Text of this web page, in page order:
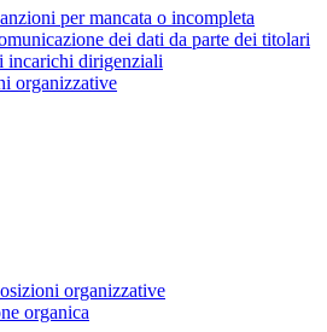
per mancata o incompleta
dei dati da parte dei titolari
incarichi dirigenziali
organizzative
organizzative
organica